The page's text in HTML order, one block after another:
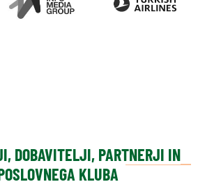
DOBAVITELJI, PARTNERJI IN
KLUBA